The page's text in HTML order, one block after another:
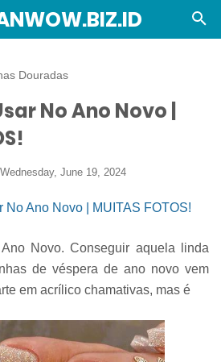
Douradas
No Ano Novo |
Wednesday, June 19, 2024
Novo. Conseguir aquela linda
de véspera de ano novo vem
em acrílico chamativas, mas é